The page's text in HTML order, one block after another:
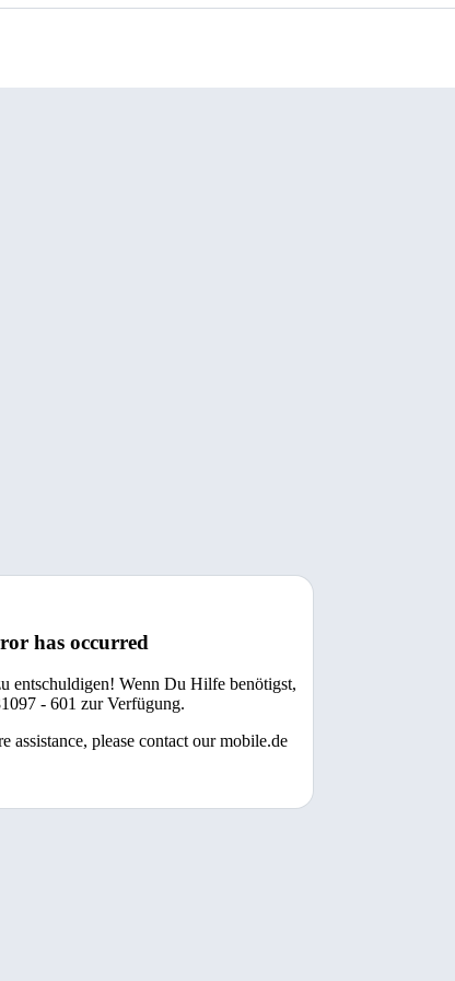
has occurred
entschuldigen! Wenn Du Hilfe benötigst,
- 601 zur Verfügung.
please contact our mobile.de